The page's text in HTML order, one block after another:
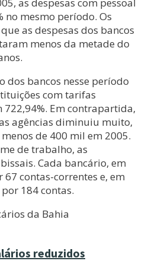
no mesmo período. Os
as despesas dos bancos
menos da metade do
bancos nesse período
com tarifas
722,94%. Em contrapar­tida,
agências diminuiu muito,
de 400 mil em 2005.
de trabalho, as
Cada bancário, em
contas-correntes e, em
184 contas.
da Bahia
reduzidos